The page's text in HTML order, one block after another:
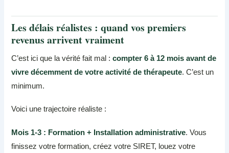
Les délais réalistes : quand vos premiers
revenus arrivent vraiment
C’est ici que la vérité fait mal :compter 6 à 12 mois avant de
vivre décemment de votre activité de thérapeute. C’est un
minimum.
Voici une trajectoire réaliste :
Mois 1-3 : Formation + Installation administrative. Vous
finissez votre formation, créez votre SIRET, louez votre